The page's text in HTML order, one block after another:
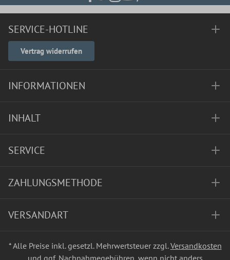
SERVICE-HOTLINE
Vertrag widerrufen
INFORMATIONEN
INHALT
SERVICE
ZAHLUNGSMETHODE
VERSANDART
* Alle Preise inkl. gesetzl. Mehrwertsteuer zzgl.Versandkosten